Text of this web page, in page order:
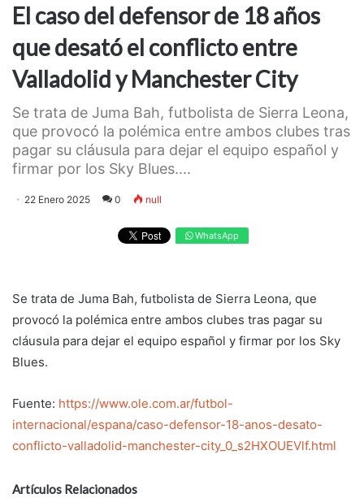
El caso del defensor de 18 años
que desató el conflicto entre
Valladolid y Manchester City
Se trata de Juma Bah, futbolista de Sierra Leona,
que provocó la polémica entre ambos clubes tras
pagar su cláusula para dejar el equipo español y
firmar por los Sky Blues....
22 Enero 2025 0 null
WhatsApp
Se trata de Juma Bah, futbolista de Sierra Leona, que
provocó la polémica entre ambos clubes tras pagar su
cláusula para dejar el equipo español y firmar por los Sky
Blues.
Fuente: https://www.ole.com.ar/futbol-
internacional/espana/caso-defensor-18-anos-desato-
conflicto-valladolid-manchester-city_0_s2HXOUEVlf.html
Artículos Relacionados